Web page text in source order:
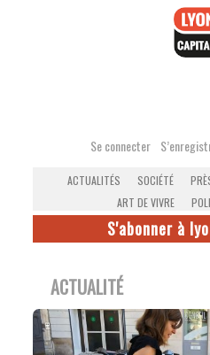
Se connecter
ACTUALITÉS SOCIÉTÉ
ART DE VIVRE
S'abonner à
ACTUALITÉ